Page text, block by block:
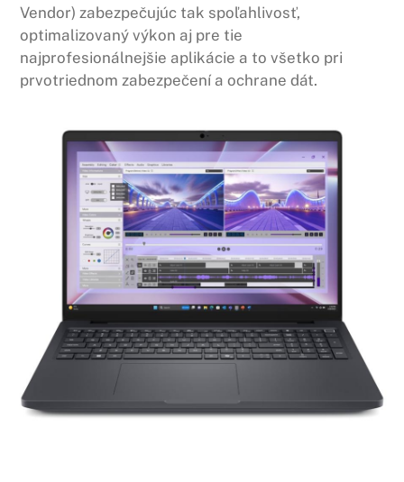
Vendor) zabezpečujúc tak spoľahlivosť,
optimalizovaný výkon aj pre tie
najprofesionálnejšie aplikácie a to všetko pri
prvotriednom zabezpečení a ochrane dát.